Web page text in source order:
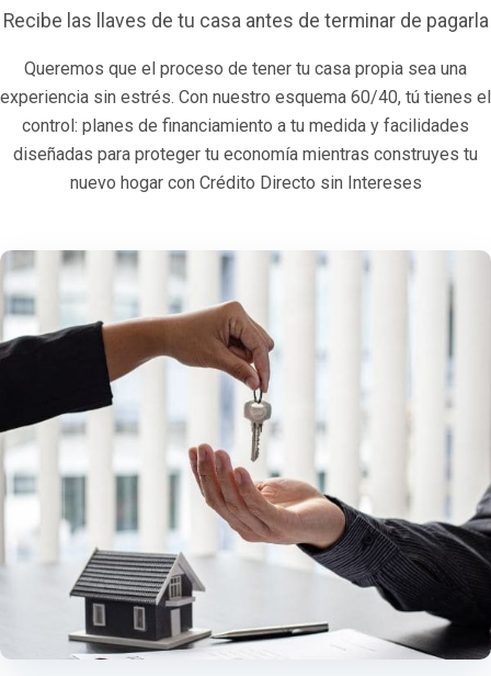
Recibe las llaves de tu casa antes de terminar de pagarla
Queremos que el proceso de tener tu casa propia sea una
experiencia sin estrés. Con nuestro esquema 60/40, tú tienes el
control: planes de financiamiento a tu medida y facilidades
diseñadas para proteger tu economía mientras construyes tu
nuevo hogar con Crédito Directo sin Intereses